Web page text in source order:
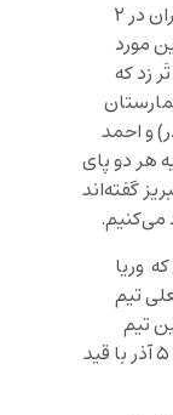
رونقی در جریان اعتراضات سراسری ۱۴۰۱ ایران در ۲
مورد
زد که
۲۲ آبان به بیمارستان
و احمد
هر دو پای
گفته‌اند
می‌کنیم.
وریا
تیم
تیم
خوزستانی دستگیر شده بود شامگاه شنبه ۵ آذر با قید